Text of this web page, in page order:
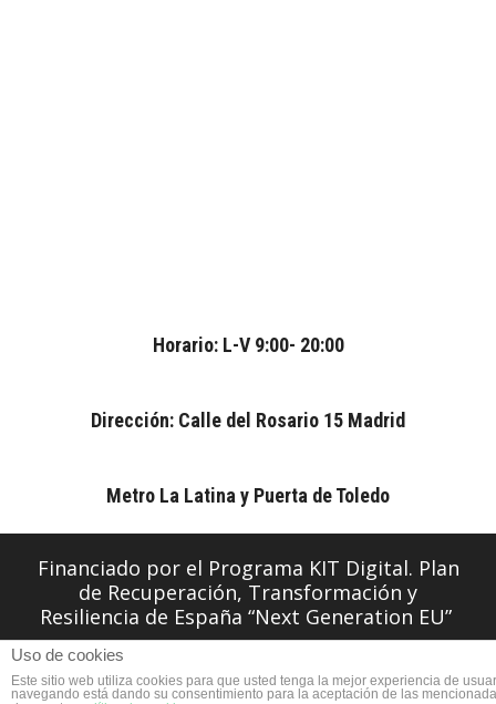
Horario: L-V 9:00- 20:00
Dirección: Calle del Rosario 15 Madrid
Metro La Latina y Puerta de Toledo
Financiado por el Programa KIT Digital. Plan
de Recuperación, Transformación y
Resiliencia de España “Next Generation EU”
Uso de cookies
Este sitio web utiliza cookies para que usted tenga la mejor experiencia de
navegando está dando su consentimiento para la aceptación de las